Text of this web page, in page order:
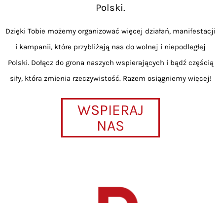
Polski.
Dzięki Tobie możemy organizować więcej działań, manifestacji
i kampanii, które przybliżają nas do wolnej i niepodległej
Polski. Dołącz do grona naszych wspierających i bądź częścią
siły, która zmienia rzeczywistość. Razem osiągniemy więcej!
WSPIERAJ
NAS